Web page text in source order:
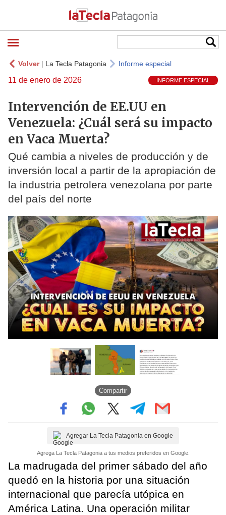
Volver| La Tecla Patagonia Informe especial
11 de enero de 2026 INFORME ESPECIAL
Intervención de EE.UU en
Venezuela: ¿Cuál será su impacto
en Vaca Muerta?
Qué cambia a niveles de producción y de
inversión local a partir de la apropiación de
la industria petrolera venezolana por parte
del país del norte
Compartir
Agregar La Tecla Patagonia en Google
Agrega La Tecla Patagonia a tus medios preferidos en Google.
La madrugada del primer sábado del año
quedó en la historia por una situación
internacional que parecía utópica en
América Latina. Una operación militar